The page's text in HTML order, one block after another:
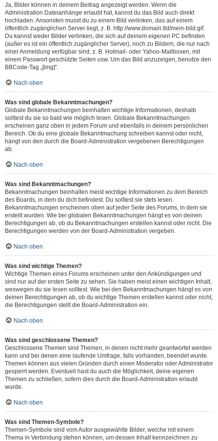
Ja, Bilder können in deinem Beitrag angezeigt werden. Wenn die
Administration Dateianhänge erlaubt hat, kannst du das Bild auch direkt
hochladen. Ansonsten musst du zu einem Bild verlinken, das auf einem
öffentlich zugänglichen Server liegt, z. B. http://www.domain.tld/mein-bild.gif.
Du kannst weder Bilder verlinken, die sich auf deinem eigenen PC befinden
(außer es ist ein öffentlich zugänglicher Server), noch zu Bildern, die nur nach
einer Anmeldung verfügbar sind, z. B. Hotmail- oder Yahoo-Mailboxen, mit
einem Passwort geschützte Seiten usw. Um das Bild anzuzeigen, benutze den
BBCode-Tag „[img]“.
Nach oben
Was sind globale Bekanntmachungen?
Globale Bekanntmachungen beinhalten wichtige Informationen, deshalb
solltest du sie so bald wie möglich lesen. Globale Bekanntmachungen
erscheinen ganz oben in jedem Forum und ebenfalls in deinem persönlichen
Bereich. Ob du eine globale Bekanntmachung schreiben kannst oder nicht,
hängt von den durch die Board-Administration vergebenen Berechtigungen
ab.
Nach oben
Was sind Bekanntmachungen?
Bekanntmachungen beinhalten meist wichtige Informationen zu dem Bereich
des Boards, in dem du dich befindest. Du solltest sie stets lesen.
Bekanntmachungen erscheinen oben auf jeder Seite des Forums, in dem sie
erstellt wurden. Wie bei globalen Bekanntmachungen hängt es von deinen
Berechtigungen ab, ob du Bekanntmachungen erstellen kannst oder nicht. Die
Berechtigungen werden von der Board-Administration vergeben.
Nach oben
Was sind wichtige Themen?
Wichtige Themen eines Forums erscheinen unter den Ankündigungen und
sind nur auf der ersten Seite zu sehen. Sie haben meist einen wichtigen Inhalt,
weswegen du sie lesen solltest. Wie bei den Bekanntmachungen hängt es von
deinen Berechtigungen ab, ob du wichtige Themen erstellen kannst oder nicht;
die Berechtigungen stellt die Board-Administration ein.
Nach oben
Was sind geschlossene Themen?
Geschlossene Themen sind Themen, in denen nicht mehr geantwortet werden
kann und bei denen eine laufende Umfrage, falls vorhanden, beendet wurde.
Themen können aus vielen Gründen durch einen Moderator oder Administrator
gesperrt werden. Eventuell hast du auch die Möglichkeit, deine eigenen
Themen zu schließen, sofern dies durch die Board-Administration erlaubt
wurde.
Nach oben
Was sind Themen-Symbole?
Themen-Symbole sind vom Autor ausgewählte Bilder, welche mit einem
Thema in Verbindung stehen können, um dessen Inhalt kennzeichnen zu